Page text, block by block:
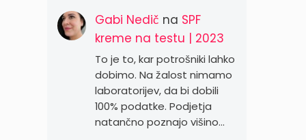
Gabi Nedič na SPF
kreme na testu | 2023
To je to, kar potrošniki lahko
dobimo. Na žalost nimamo
laboratorijev, da bi dobili
100% podatke. Podjetja
natančno poznajo višino…